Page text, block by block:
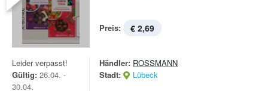
Preis: € 2,69
Leider verpasst!
Gültig: 26.04. -
30.04.
Händler: ROSSMANN
Stadt:
Lübeck